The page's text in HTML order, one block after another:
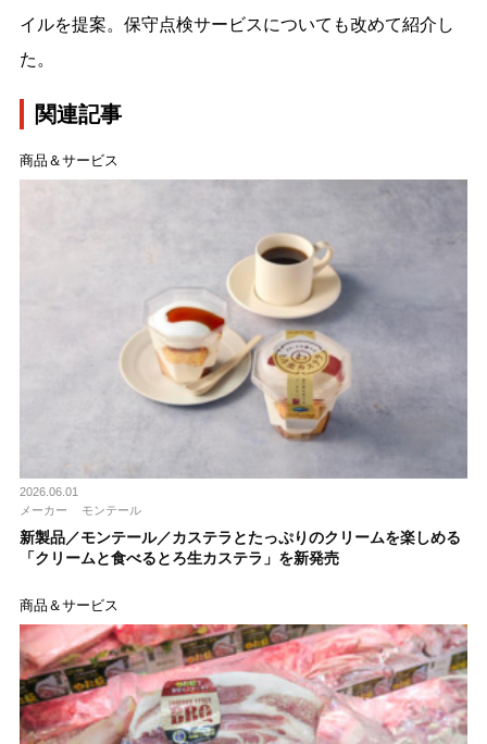
イルを提案。保守点検サービスについても改めて紹介し
た。
関連記事
商品＆サービス
2026.06.01
メーカー
モンテール
新製品／モンテール／カステラとたっぷりのクリームを楽しめる
「クリームと食べるとろ生カステラ」を新発売
商品＆サービス